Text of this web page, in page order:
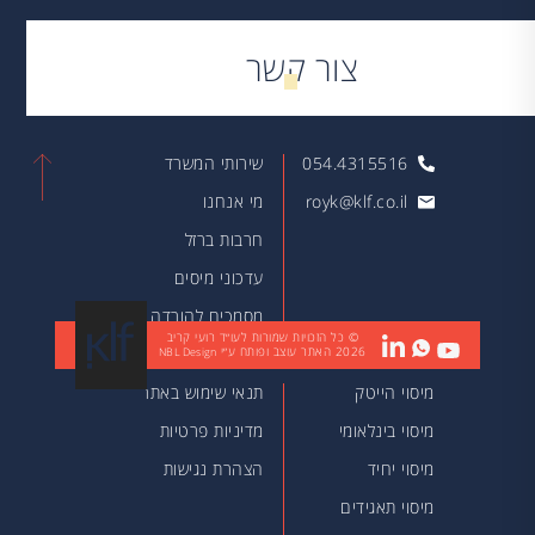
צור קשר
054.4315516
royk@klf.co.il
שירותי המשרד
מי אנחנו
חרבות ברזל
עדכוני מיסים
מסמכים להורדה
מאמרים
מיסוי הייטק
מיסוי בינלאומי
מיסוי יחיד
מיסוי תאגידים
תנאי שימוש באתר
מדיניות פרטיות
הצהרת נגישות
© כל הזכויות שמורות לעו״ד רועי קריב
2026 האתר עוצב ופותח ע״י NBL Design